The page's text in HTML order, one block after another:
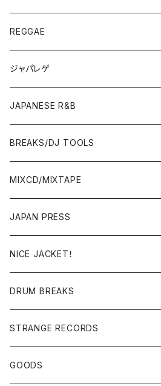
JAPANESE
OTHERS
7"/12"
JAPANESE
OTHERS
REGGAE
ジャパレゲ
JAPANESE R&B
BREAKS/DJ TOOLS
BREAKS/MEGAMIX/CUT UP
RE-EDIT/DJ TOOLS
MIXCD/MIXTAPE
MIXCD
日本語ラップ
JAPANESE DJ
MIXTAPE
JAPAN PRESS
LP(+ OBI)
7"/12"
NICE JACKET！
DONUTS 45
GIRLS
HIPHOP CLASSIC GALLERY
DRUM BREAKS
US/UK/OTHERS
JAPANESE
STRANGE RECORDS
DRUM DRUM DRUM/KARAOKE
GOODS